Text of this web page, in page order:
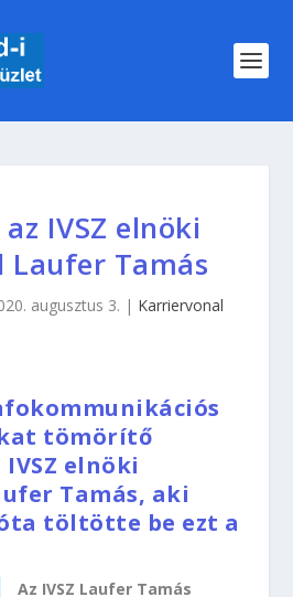
IVSZ elnöki
Laufer Tamás
augusztus 3. | Karriervonal
tömörítő
elnöki
Tamás, aki
töltötte be ezt a
Az IVSZ Laufer Tamás